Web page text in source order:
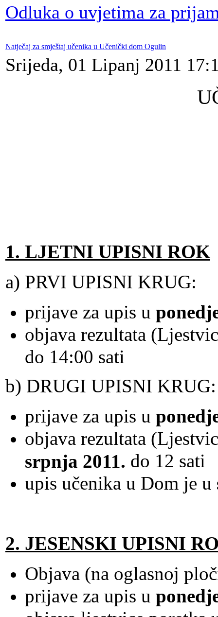
Odluka o uvjetima za
Natječaj za smještaj učenika u Učenički dom Ogulin
Srijeda, 01 Lipanj 2011
1. LJETNI UPISNI ROK
a) PRVI UPISNI KRUG:
prijave za upis u
objava rezultata
do 14:00 sati
b) DRUGI UPISNI KRUG:
prijave za upis u
objava rezultata
srpnja 2011. do 12 sati
upis učenika u Dom je u
2. JESENSKI UPISNI
Objava (na oglasnoj
prijave za upis u